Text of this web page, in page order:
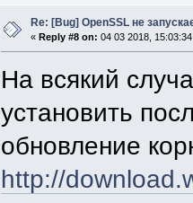
Re: [Bug] OpenSSL не
« Reply #8 on: 04 03 2018,
На всякий
установить
обновление
http://